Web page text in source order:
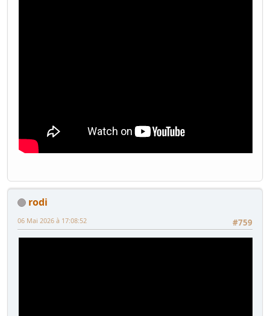
rodi
#759
06 Mai 2026 à 17:08:52